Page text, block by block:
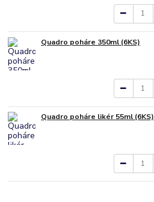
Quadro poháre 350ml (6KS)
Quadro poháre likér 55ml (6KS)